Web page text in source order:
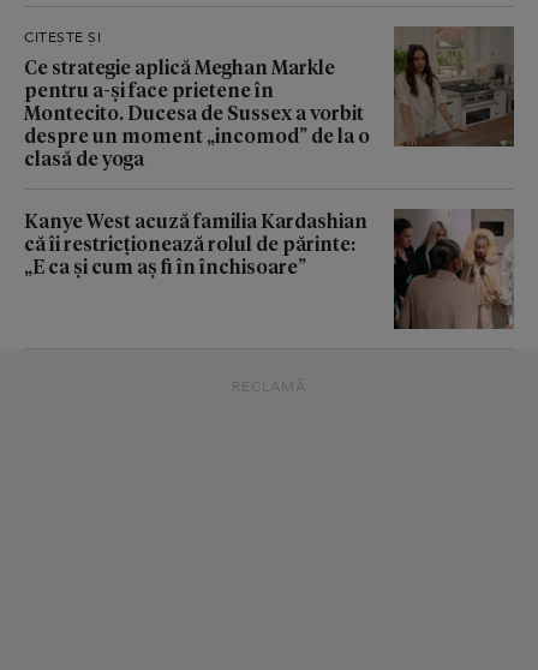
CITEȘTE ȘI
Ce strategie aplică Meghan Markle
pentru a-și face prietene în
Montecito. Ducesa de Sussex a vorbit
despre un moment „incomod” de la o
clasă de yoga
Kanye West acuză familia Kardashian
că îi restricționează rolul de părinte:
„E ca și cum aș fi în închisoare”
RECLAMĂ